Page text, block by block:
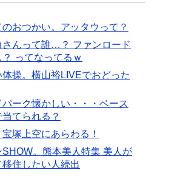
おつかい。アッタウって？
さんって誰…？ ファンロード
ってなってるｗ
体操。横山裕LIVEでおどった
パーク懐かしい・・・ベース
てられる？
塚上空にあらわる！
。熊本美人特集 美人が
移住したい人続出